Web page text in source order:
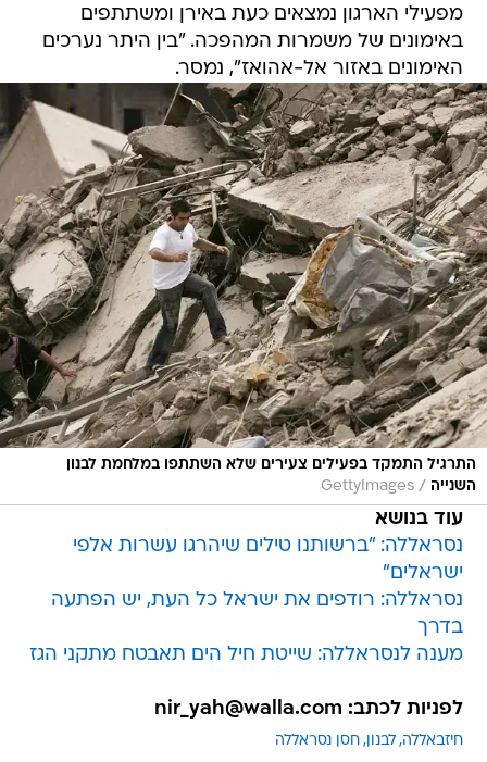
מפעילי הארגון נמצאים כעת באירן ומשתתפים
באימונים של משמרות המהפכה. "בין היתר נערכים
האימונים באזור אל-אהואז", נמסר.
התרגיל התמקד בפעילים צעירים שלא השתתפו במלחמת לבנון
השנייה /
GettyImages
עוד בנושא
נסראללה: "ברשותנו טילים שיהרגו עשרות אלפי
ישראלים"
נסראללה: רודפים את ישראל כל העת, יש הפתעה
בדרך
מענה לנסראללה: שייטת חיל הים תאבטח מתקני הגז
לפניות לכתב: nir_yah@walla.com
חיזבאללה לבנון חסן נסראללה